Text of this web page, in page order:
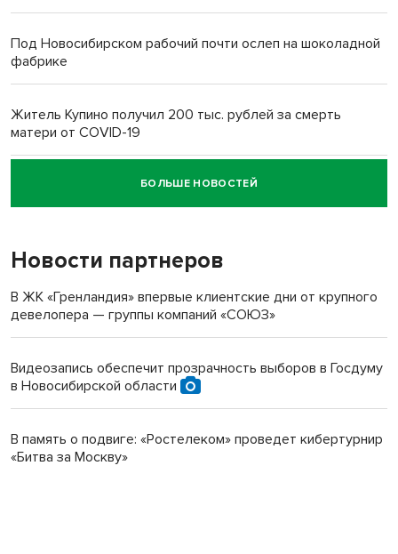
Под Новосибирском рабочий почти ослеп на шоколадной
фабрике
Житель Купино получил 200 тыс. рублей за смерть
матери от COVID-19
Новосибирский суд наказал водителя за смерть
пенсионерки на вокзале
БОЛЬШЕ НОВОСТЕЙ
Новости партнеров
В ЖК «Гренландия» впервые клиентские дни от крупного
девелопера — группы компаний «СОЮЗ»
Видеозапись обеспечит прозрачность выборов в Госдуму
в Новосибирской области
В память о подвиге: «Ростелеком» проведет кибертурнир
«Битва за Москву»